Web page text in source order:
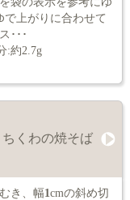
上がりに合わせて
･･･
:約2.7g
くわの焼そば
き、幅1 cmの斜め切